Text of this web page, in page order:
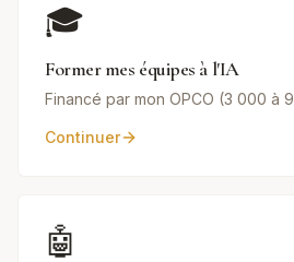
🎓
Former mes équipes à l'IA
Financé par mon OPCO (3 000 à
Continuer
🤖